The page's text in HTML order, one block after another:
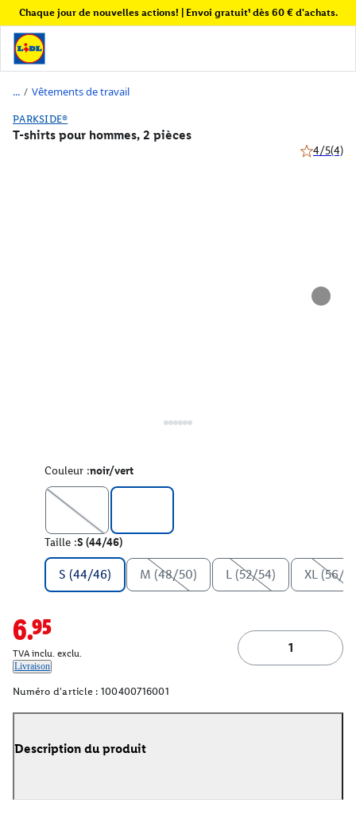
Chaque jour de nouvelles actions! | Envoi gratuit¹ dès 60 € d'achats.
/ Vêtements de travail
PARKSIDE®
T-shirts pour hommes, 2 pièces
4/5(4)
Couleur :noir/vert
Taille :S (44/46)
S (44/46) M (48/50) L (52/54) XL (56/
6.95
TVA inclu. exclu.
Livraison
Numéro d'article : 100400716001
Description du produit